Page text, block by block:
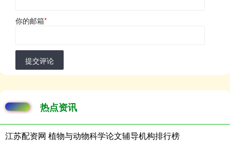
你的邮箱*
提交评论
热点资讯
江苏配资网 植物与动物科学论文辅导机构排行榜